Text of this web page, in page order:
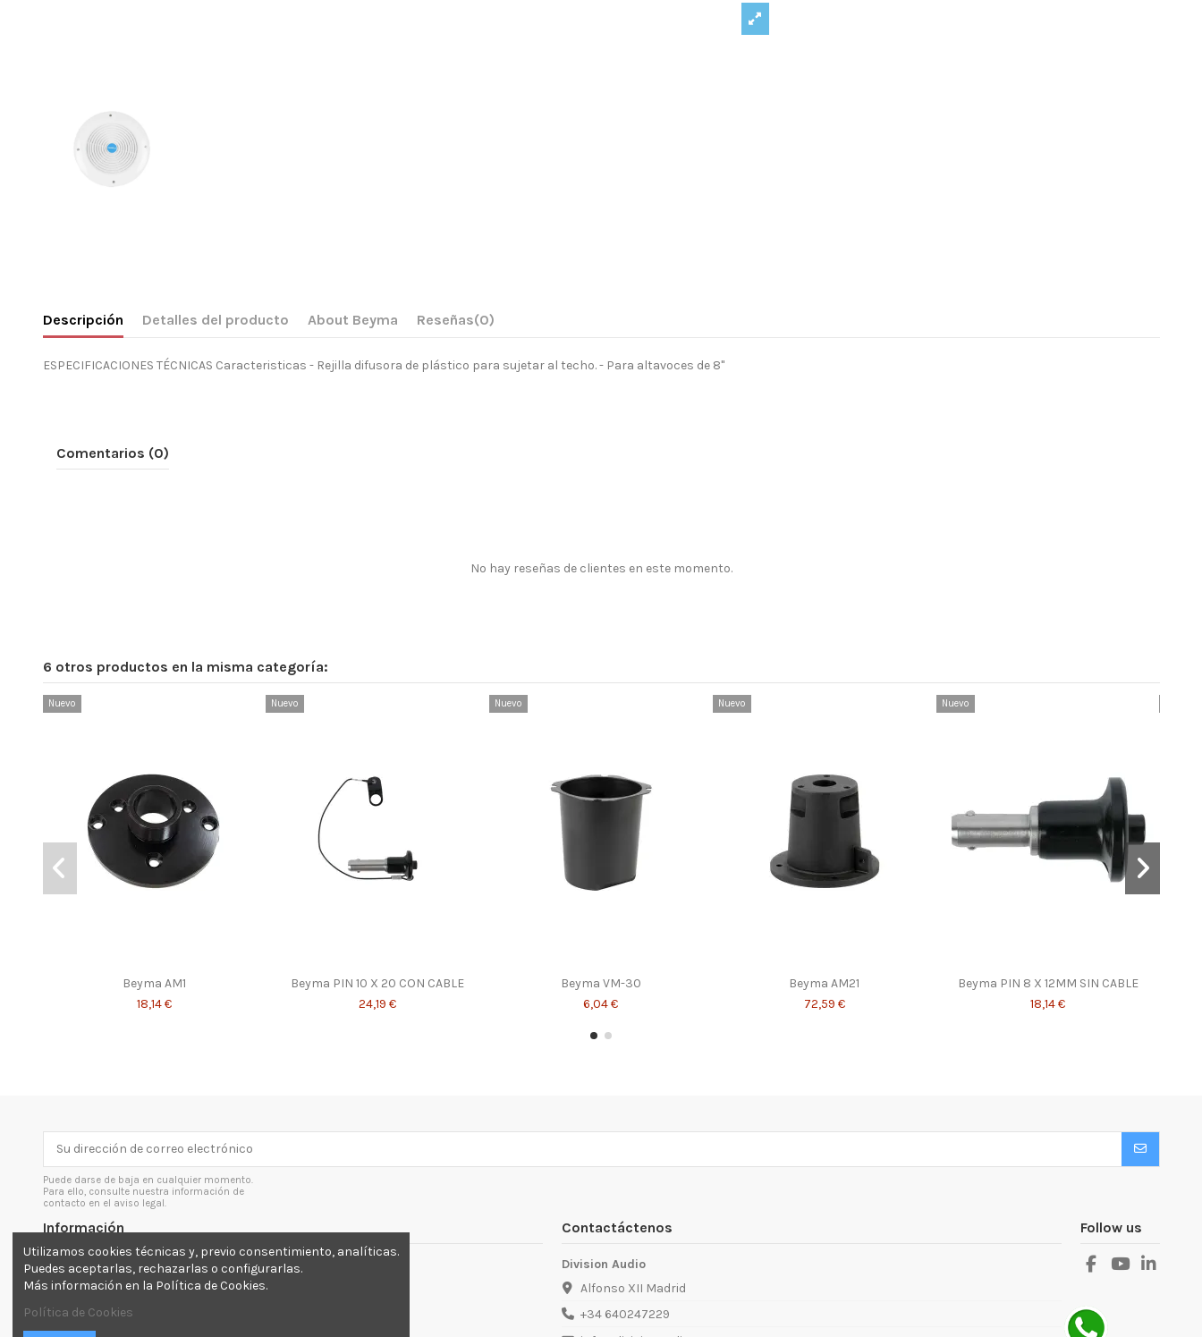
Descripción Detalles del producto About Beyma Reseñas(0)
ESPECIFICACIONES TÉCNICAS Caracteristicas - Rejilla difusora de plástico para sujetar al techo. - Para altavoces de 8"
Comentarios (0)
No hay reseñas de clientes en este momento.
6 otros productos en la misma categoría:
Nuevo
Beyma AM1
18,14 €
Nuevo
Beyma PIN 10 X 20 CON CABLE
24,19 €
Nuevo
Beyma VM-30
6,04 €
Nuevo
Beyma AM21
72,59 €
Nuevo
Beyma PIN 8 X 12MM SIN CABLE
18,14 €
Puede darse de baja en cualquier momento.
Para ello, consulte nuestra información de
contacto en el aviso legal.
Información
Envíos y devoluciones
Aviso legal
Inicio
Contactáctenos
Division Audio
Alfonso XII Madrid
+34 640247229
Follow us
Utilizamos cookies técnicas y, previo consentimiento, analíticas.
Puedes aceptarlas, rechazarlas o configurarlas.
Más información en la Política de Cookies.
Política de Cookies